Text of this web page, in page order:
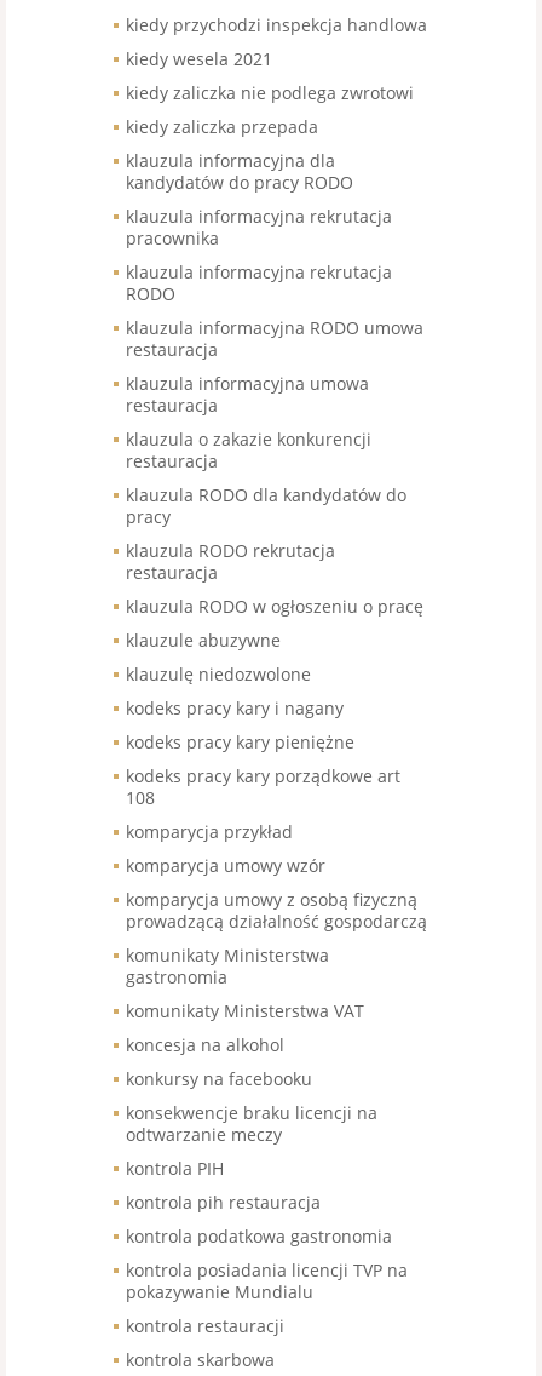
kiedy przychodzi inspekcja handlowa
kiedy wesela 2021
kiedy zaliczka nie podlega zwrotowi
kiedy zaliczka przepada
klauzula informacyjna dla
kandydatów do pracy RODO
klauzula informacyjna rekrutacja
pracownika
klauzula informacyjna rekrutacja
RODO
klauzula informacyjna RODO umowa
restauracja
klauzula informacyjna umowa
restauracja
klauzula o zakazie konkurencji
restauracja
klauzula RODO dla kandydatów do
pracy
klauzula RODO rekrutacja
restauracja
klauzula RODO w ogłoszeniu o pracę
klauzule abuzywne
klauzulę niedozwolone
kodeks pracy kary i nagany
kodeks pracy kary pieniężne
kodeks pracy kary porządkowe art
108
komparycja przykład
komparycja umowy wzór
komparycja umowy z osobą fizyczną
prowadzącą działalność gospodarczą
komunikaty Ministerstwa
gastronomia
komunikaty Ministerstwa VAT
koncesja na alkohol
konkursy na facebooku
konsekwencje braku licencji na
odtwarzanie meczy
kontrola PIH
kontrola pih restauracja
kontrola podatkowa gastronomia
kontrola posiadania licencji TVP na
pokazywanie Mundialu
kontrola restauracji
kontrola skarbowa